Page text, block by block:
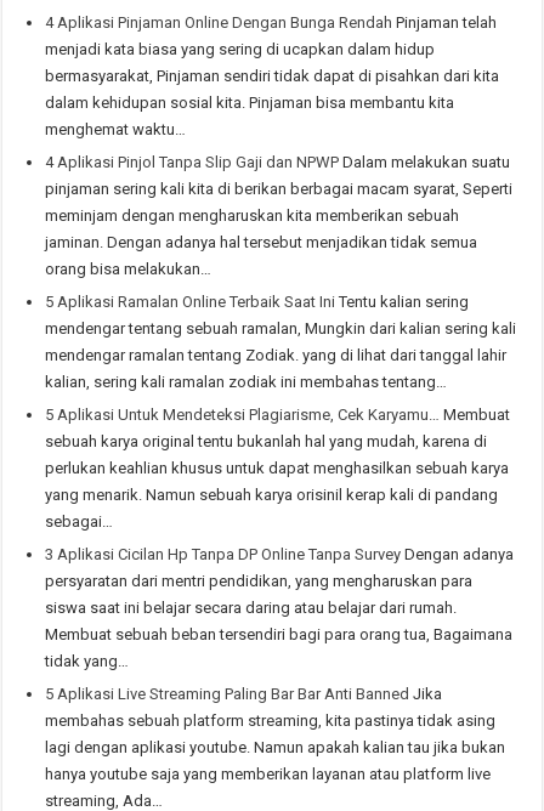
4 Aplikasi Pinjaman Online Dengan Bunga Rendah Pinjaman telah
menjadi kata biasa yang sering di ucapkan dalam hidup
bermasyarakat, Pinjaman sendiri tidak dapat di pisahkan dari kita
dalam kehidupan sosial kita. Pinjaman bisa membantu kita
menghemat waktu…
4 Aplikasi Pinjol Tanpa Slip Gaji dan NPWP Dalam melakukan suatu
pinjaman sering kali kita di berikan berbagai macam syarat, Seperti
meminjam dengan mengharuskan kita memberikan sebuah
jaminan. Dengan adanya hal tersebut menjadikan tidak semua
orang bisa melakukan…
5 Aplikasi Ramalan Online Terbaik Saat IniTentu kalian sering
mendengar tentang sebuah ramalan, Mungkin dari kalian sering kali
mendengar ramalan tentang Zodiak. yang di lihat dari tanggal lahir
kalian, sering kali ramalan zodiak ini membahas tentang…
5 Aplikasi Untuk Mendeteksi Plagiarisme, Cek Karyamu…
Membuat
sebuah karya original tentu bukanlah hal yang mudah, karena di
perlukan keahlian khusus untuk dapat menghasilkan sebuah karya
yang menarik. Namun sebuah karya orisinil kerap kali di pandang
sebagai…
3 Aplikasi Cicilan Hp Tanpa DP Online Tanpa Survey Dengan adanya
persyaratan dari mentri pendidikan, yang mengharuskan para
siswa saat ini belajar secara daring atau belajar dari rumah.
Membuat sebuah beban tersendiri bagi para orang tua, Bagaimana
tidak yang…
5 Aplikasi Live Streaming Paling Bar Bar Anti Banned Jika
membahas sebuah platform streaming, kita pastinya tidak asing
lagi dengan aplikasi youtube. Namun apakah kalian tau jika bukan
hanya youtube saja yang memberikan layanan atau platform live
streaming, Ada…